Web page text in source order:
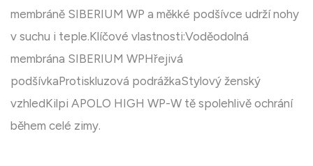
membráně SIBERIUM WP a měkké podšívce udrží nohy
v suchu i teple.Klíčové vlastnosti:Voděodolná
membrána SIBERIUM WPHřejivá
podšívkaProtiskluzová podrážkaStylový ženský
vzhledKilpi APOLO HIGH WP-W tě spolehlivě ochrání
během celé zimy.